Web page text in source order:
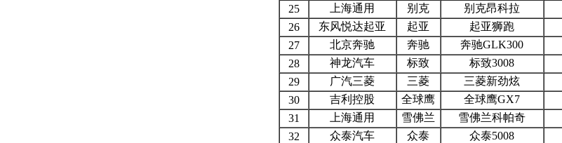
25
上海通用 别克 别克昂科拉
26
东风悦达起亚 起亚 起亚狮跑
27
北京奔驰 奔驰 奔驰GLK300
28
神龙汽车 标致 标致3008
29
广汽三菱 三菱 三菱新劲炫
30
吉利控股 全球鹰 全球鹰GX7
31
上海通用 雪佛兰 雪佛兰科帕奇
32
众泰汽车 众泰 众泰5008